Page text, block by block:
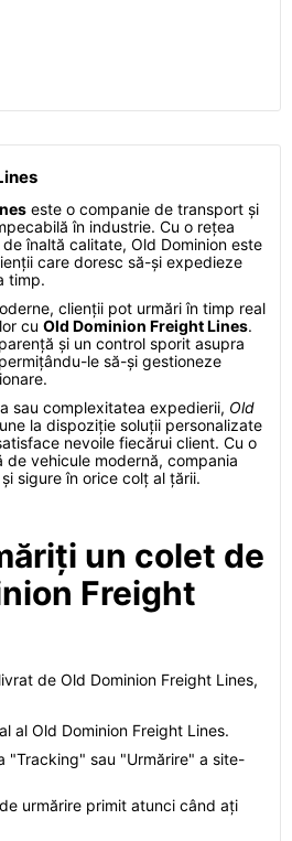
este o companie de transport și
în industrie. Cu o rețea
înaltă calitate, Old Dominion este
care doresc să-și expedieze
timp.
clienții pot urmări în timp real
cu Old Dominion Freight Lines.
și un control sporit asupra
le să-și gestioneze
sau complexitatea expedierii, Old
la dispoziție soluții personalizate
nevoile fiecărui client. Cu o
vehicule modernă, compania
sigure în orice colț al țării.
un colet de
Freight
de Old Dominion Freight Lines,
al Old Dominion Freight Lines.
"Tracking" sau "Urmărire" a site-
urmărire primit atunci când ați